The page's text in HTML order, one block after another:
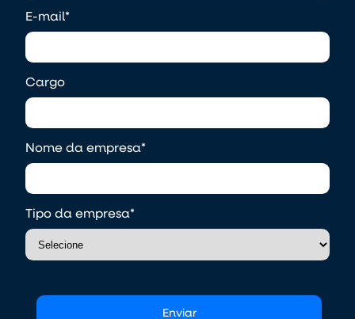
E-mail*
Cargo
Nome da empresa*
Tipo da empresa*